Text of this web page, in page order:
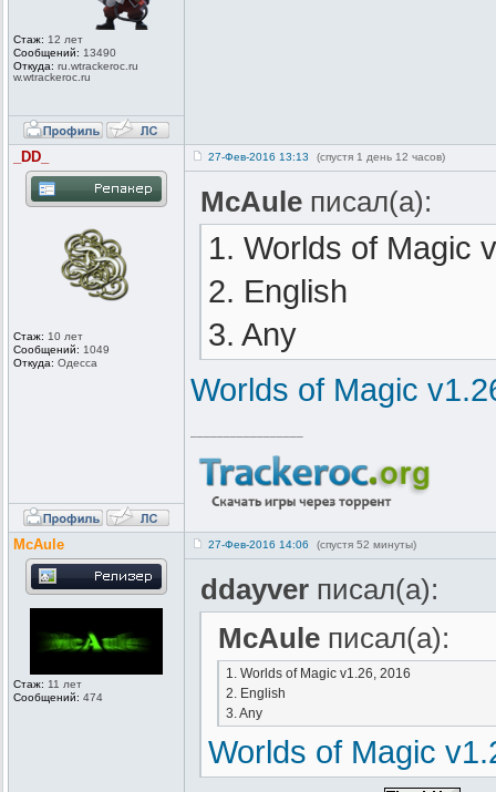
Стаж: 12 лет
Сообщений: 13490
Откуда: ru.wtrackeroc.ru
w.wtrackeroc .ru
_DD_
Стаж: 10 лет
Сообщений: 1049
Откуда: Одесса
27-Фев-2016 13:13 (спустя 1 день 12 часов)
McAuleписал(а):
1. Worlds of Magic
2. English
3. Any
Worlds of Magic
McAule
Стаж: 11 лет
Сообщений: 474
27-Фев-2016 14:06 (спустя 52 минуты)
ddayverписал(а):
McAuleписал(а):
1. Worlds of Magic v1.26, 2016
2. English
3. Any
Worlds of Magic